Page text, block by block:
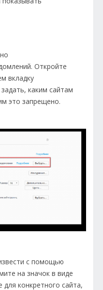
Откройте
вкладку
каким сайтам
это запрещено.
с помощью
на значок в виде
конкретного сайта,